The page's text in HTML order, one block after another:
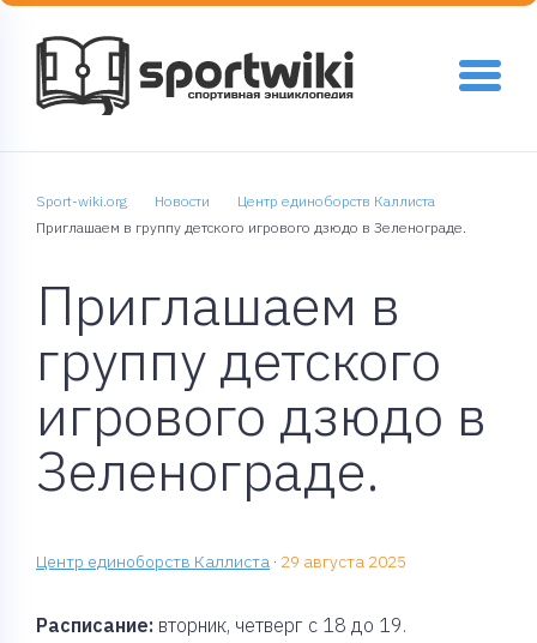
Sport-wiki.org Новости
Центр единоборств Каллиста
Приглашаем в группу детского игрового дзюдо в Зеленограде.
Приглашаем в
группу детского
игрового дзюдо в
Зеленограде.
Центр единоборств Каллиста · 29 августа 2025
Расписание: вторник, четверг с 18 до 19.